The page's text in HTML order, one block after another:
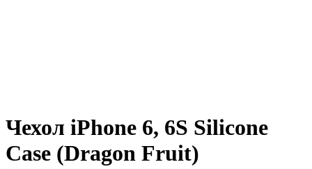
Чехол iPhone 6, 6S Silicone
Case (Dragon Fruit)